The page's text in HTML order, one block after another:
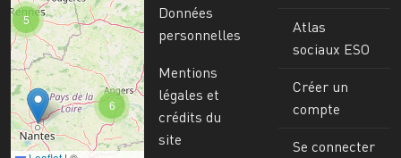
6
5
Données
personnelles
Mentions
légales et
crédits du
site
Atlas
sociaux ESO
Créer un
compte
Se connecter